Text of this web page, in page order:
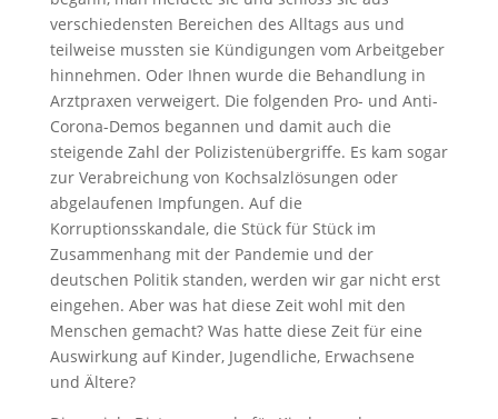
verschiedensten Bereichen des Alltags aus und
teilweise mussten sie Kündigungen vom Arbeitgeber
hinnehmen. Oder Ihnen wurde die Behandlung in
Arztpraxen verweigert. Die folgenden Pro- und Anti-
Corona-Demos begannen und damit auch die
steigende Zahl der Polizistenübergriffe. Es kam sogar
zur Verabreichung von Kochsalzlösungen oder
abgelaufenen Impfungen. Auf die
Korruptionsskandale, die Stück für Stück im
Zusammenhang mit der Pandemie und der
deutschen Politik standen, werden wir gar nicht erst
eingehen. Aber was hat diese Zeit wohl mit den
Menschen gemacht? Was hatte diese Zeit für eine
Auswirkung auf Kinder, Jugendliche, Erwachsene
und Ältere?